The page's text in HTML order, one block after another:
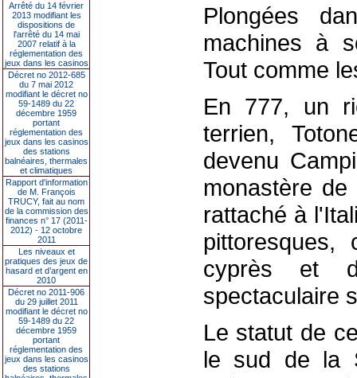
Arrêté du 14 février
2013 modifiant les
dispositions de
l'arrêté du 14 mai
2007 relatif à la
réglementation des
jeux dans les casinos
Décret no 2012-685
du 7 mai 2012
modifiant le décret no
59-1489 du 22
décembre 1959
portant
réglementation des
jeux dans les casinos
des stations
balnéaires, thermales
et climatiques
Rapport d'information
de M. François
TRUCY, fait au nom
de la commission des
finances n° 17 (2011-
2012) - 12 octobre
2011
Les niveaux et
pratiques des jeux de
hasard et d’argent en
2010
Décret no 2011-906
du 29 juillet 2011
modifiant le décret no
59-1489 du 22
décembre 1959
portant
réglementation des
jeux dans les casinos
des stations
Plongées
machines à
Tout comme
En 777, un
terrien,
devenu
monastère
rattaché à
pittoresques,
cyprès et
spectaculaire
Le statut de
le sud de la